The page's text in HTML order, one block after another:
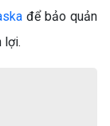
để bảo quản
lợi.